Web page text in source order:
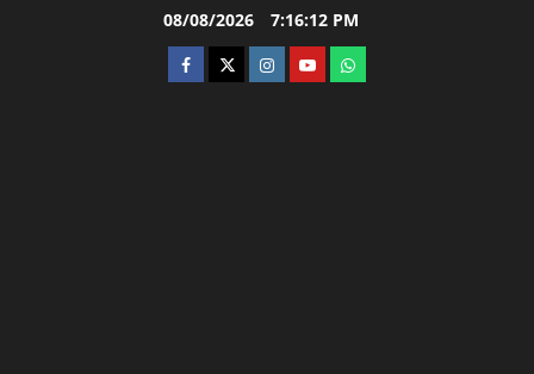
08/08/2026 7:16:13 PM
facebooktwitterinstagram.com
youtubewhatsapp